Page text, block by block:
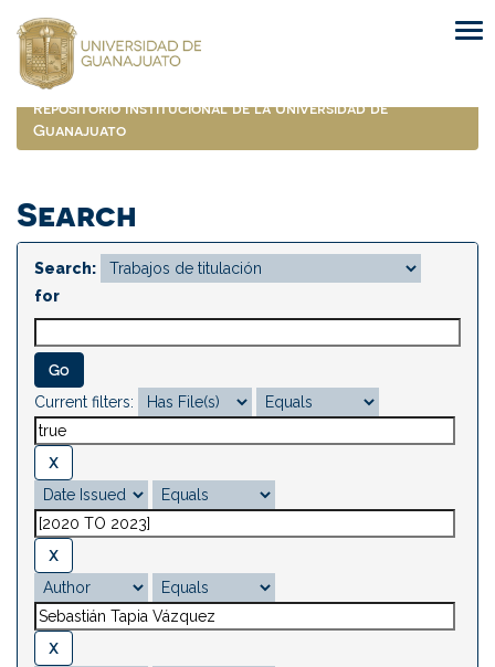
navigation
Repositorio Institucional de la Universidad de
Guanajuato
Search
Search:
for
Current filters: